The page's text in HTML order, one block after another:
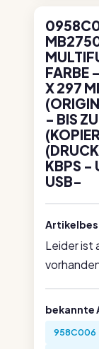
FARBE
X 297
- BIS
KBPS -
USB-
Leider ist
bekannte
958C006